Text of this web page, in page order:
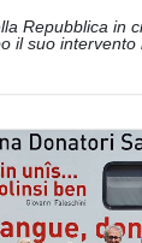
Repubblica in
il suo intervento